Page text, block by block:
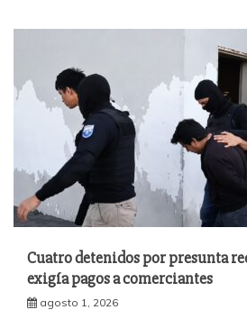
Cuatro detenidos por presunta
exigía pagos a comerciantes
agosto 1, 2026